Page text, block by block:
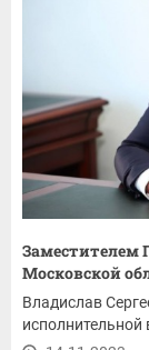
Заместителем
Московской
Владислав
исполнительной